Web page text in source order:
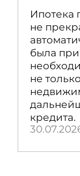
Ипотека
не
была
не
кредита.